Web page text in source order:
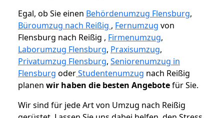
Egal, ob Sie einen Behördenumzug Flensburg,
Büroumzug nach Reißig , Fernumzug von
Flensburg nach Reißig , Firmenumzug,
Laborumzug Flensburg, Praxisumzug,
Privatumzug Flensburg, Seniorenumzug in
Flensburg oderStudentenumzug nach Reißig
planen wir haben die besten Angebotefür Sie.
Wir sind für jede Art von Umzug nach Reißig